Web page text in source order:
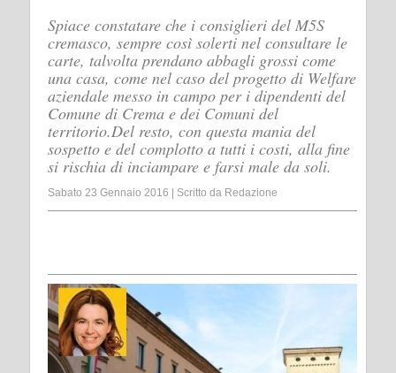
Spiace constatare che i consiglieri del M5S
cremasco, sempre così solerti nel consultare le
carte, talvolta prendano abbagli grossi come
una casa, come nel caso del progetto di Welfare
aziendale messo in campo per i dipendenti del
Comune di Crema e dei Comuni del
territorio.Del resto, con questa mania del
sospetto e del complotto a tutti i costi, alla fine
si rischia di inciampare e farsi male da soli.
Sabato 23 Gennaio 2016 Scritto da Redazione